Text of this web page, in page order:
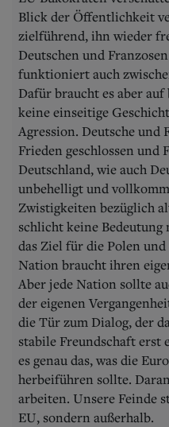
Blick der Öffentlichkeit
zielführend, ihn wieder
Deutschen und
funktioniert auch
Dafür braucht es aber
keine einseitige
Agression. Deutsche und
Frieden geschlossen und
Deutschland, wie auch
unbehelligt und
Zwistigkeiten bezüglich
schlicht keine Bedeutung
das Ziel für die Polen
Nation braucht ihren
Aber jede Nation sollte
der eigenen
die Tür zum Dialog, der
stabile Freundschaft erst
es genau das, was die
herbeiführen sollte.
arbeiten. Unsere Feinde
EU, sondern außerhalb.